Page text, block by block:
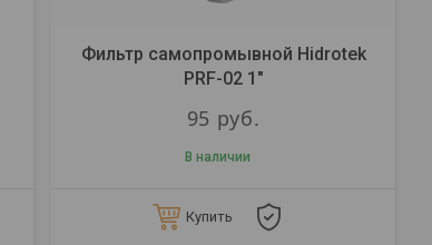
Фильтр самопромывной Hidrotek
PRF-02 1"
95 руб.
В наличии
Купить